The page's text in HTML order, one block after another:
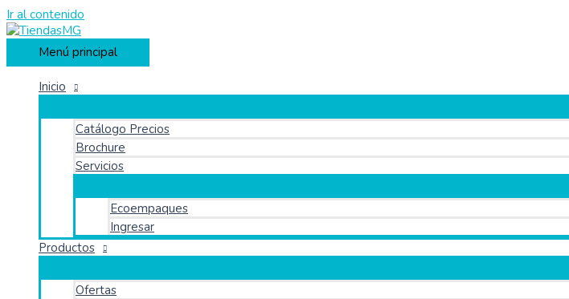
Ir al contenido
Menú principal
Inicio
Catálogo Precios
Brochure
Servicios
Ecoempaques
Ingresar
Productos
Ofertas